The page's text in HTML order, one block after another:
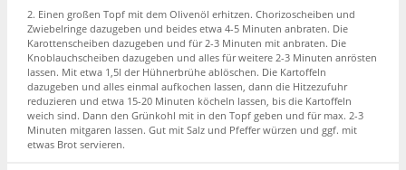
2. Einen großen Topf mit dem Olivenöl erhitzen. Chorizoscheiben und
Zwiebelringe dazugeben und beides etwa 4-5 Minuten anbraten. Die
Karottenscheiben dazugeben und für 2-3 Minuten mit anbraten. Die
Knoblauchscheiben dazugeben und alles für weitere 2-3 Minuten anrösten
lassen. Mit etwa 1,5l der Hühnerbrühe ablöschen. Die Kartoffeln
dazugeben und alles einmal aufkochen lassen, dann die Hitzezufuhr
reduzieren und etwa 15-20 Minuten köcheln lassen, bis die Kartoffeln
weich sind. Dann den Grünkohl mit in den Topf geben und für max. 2-3
Minuten mitgaren lassen. Gut mit Salz und Pfeffer würzen und ggf. mit
etwas Brot servieren.